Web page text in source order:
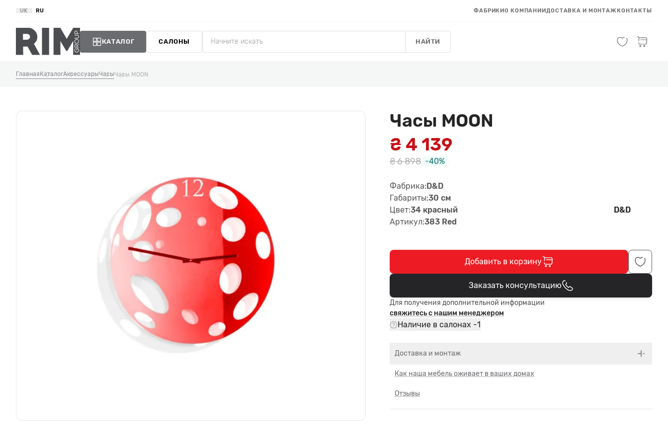
UK RU ФАБРИКИО КОМПАНИИДОСТАВКА И МОНТАЖКОНТАКТЫ
КАТАЛОГ САЛОНЫ НАЙТИ
Главная КаталогАксессуарыЧасыЧасы MOON
Часы MOON
₴ 4 139
₴ 6 898 -40%
D&D
Фабрика:D&D
Габариты:30 см
Цвет:34 красный
Артикул:383 Red
Добавить в корзину
В корзине
Заказать консультацию
Для получения дополнительной информации
свяжитесь с нашим менеджером
Наличие в салонах -1
Доставка и монтаж
Как наша мебель оживает в ваших домах
Отзывы